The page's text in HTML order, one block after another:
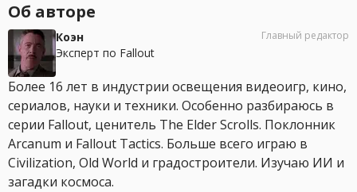
Об авторе
Коэн
Эксперт по Fallout
Главный редактор
Более 16 лет в индустрии освещения видеоигр, кино,
сериалов, науки и техники. Особенно разбираюсь в
серии Fallout, ценитель The Elder Scrolls. Поклонник
Arcanum и Fallout Tactics. Больше всего играю в
Civilization, Old World и градостроители. Изучаю ИИ и
загадки космоса.